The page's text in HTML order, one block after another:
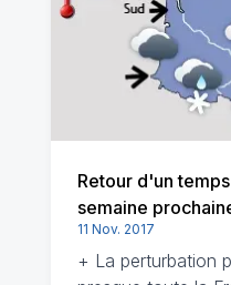
Retour d'un
semaine
11 Nov. 2017
+ La perturbation